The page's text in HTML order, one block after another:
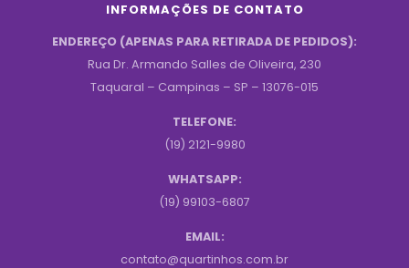
INFORMAÇÕES DE CONTATO
ENDEREÇO (APENAS PARA RETIRADA DE PEDIDOS):
Rua Dr. Armando Salles de Oliveira, 230
Taquaral – Campinas – SP – 13076-015
TELEFONE:
(19) 2121-9980
WHATSAPP:
(19) 99103-6807
EMAIL:
contato@quartinhos.com.br